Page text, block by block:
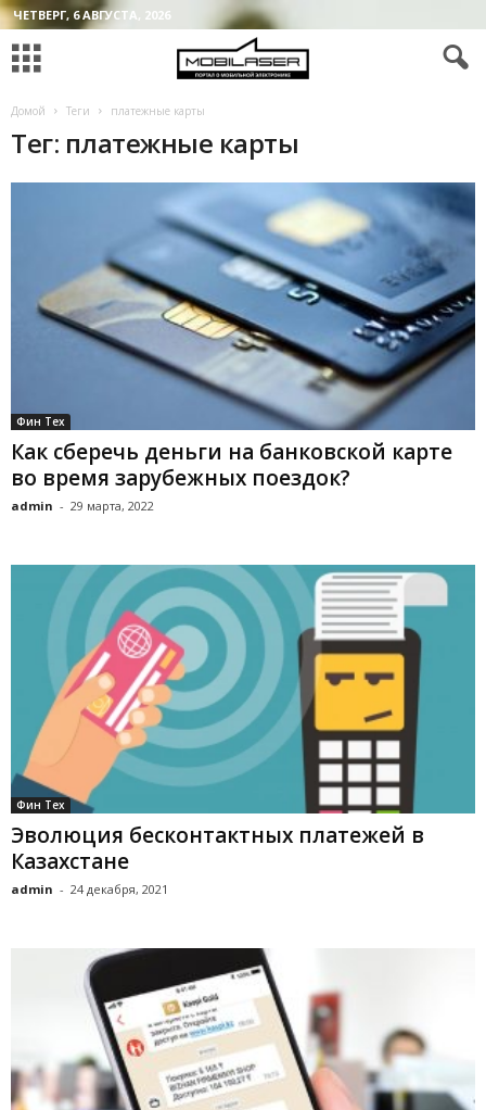
ЧЕТВЕРГ, 6 АВГУСТА, 2026
Домой Теги платежные карты
Тег: платежные карты
Фин Тех
Как сберечь деньги на банковской карте
во время зарубежных поездок?
admin - 29 марта, 2022
Фин Тех
Эволюция бесконтактных платежей в
Казахстане
admin - 24 декабря, 2021